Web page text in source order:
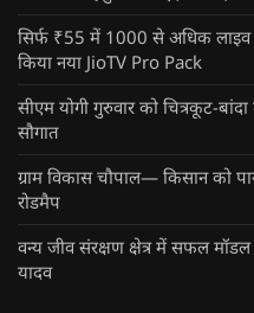
सिर्फ ₹55 में 1000 से अधिक लाइव
किया नया JioTV Pro Pack
सीएम योगी गुरुवार को चित्रकूट-
सौगात
ग्राम विकास चौपाल— किसान को
रोडमैप
वन्य जीव संरक्षण क्षेत्र में सफल
यादव